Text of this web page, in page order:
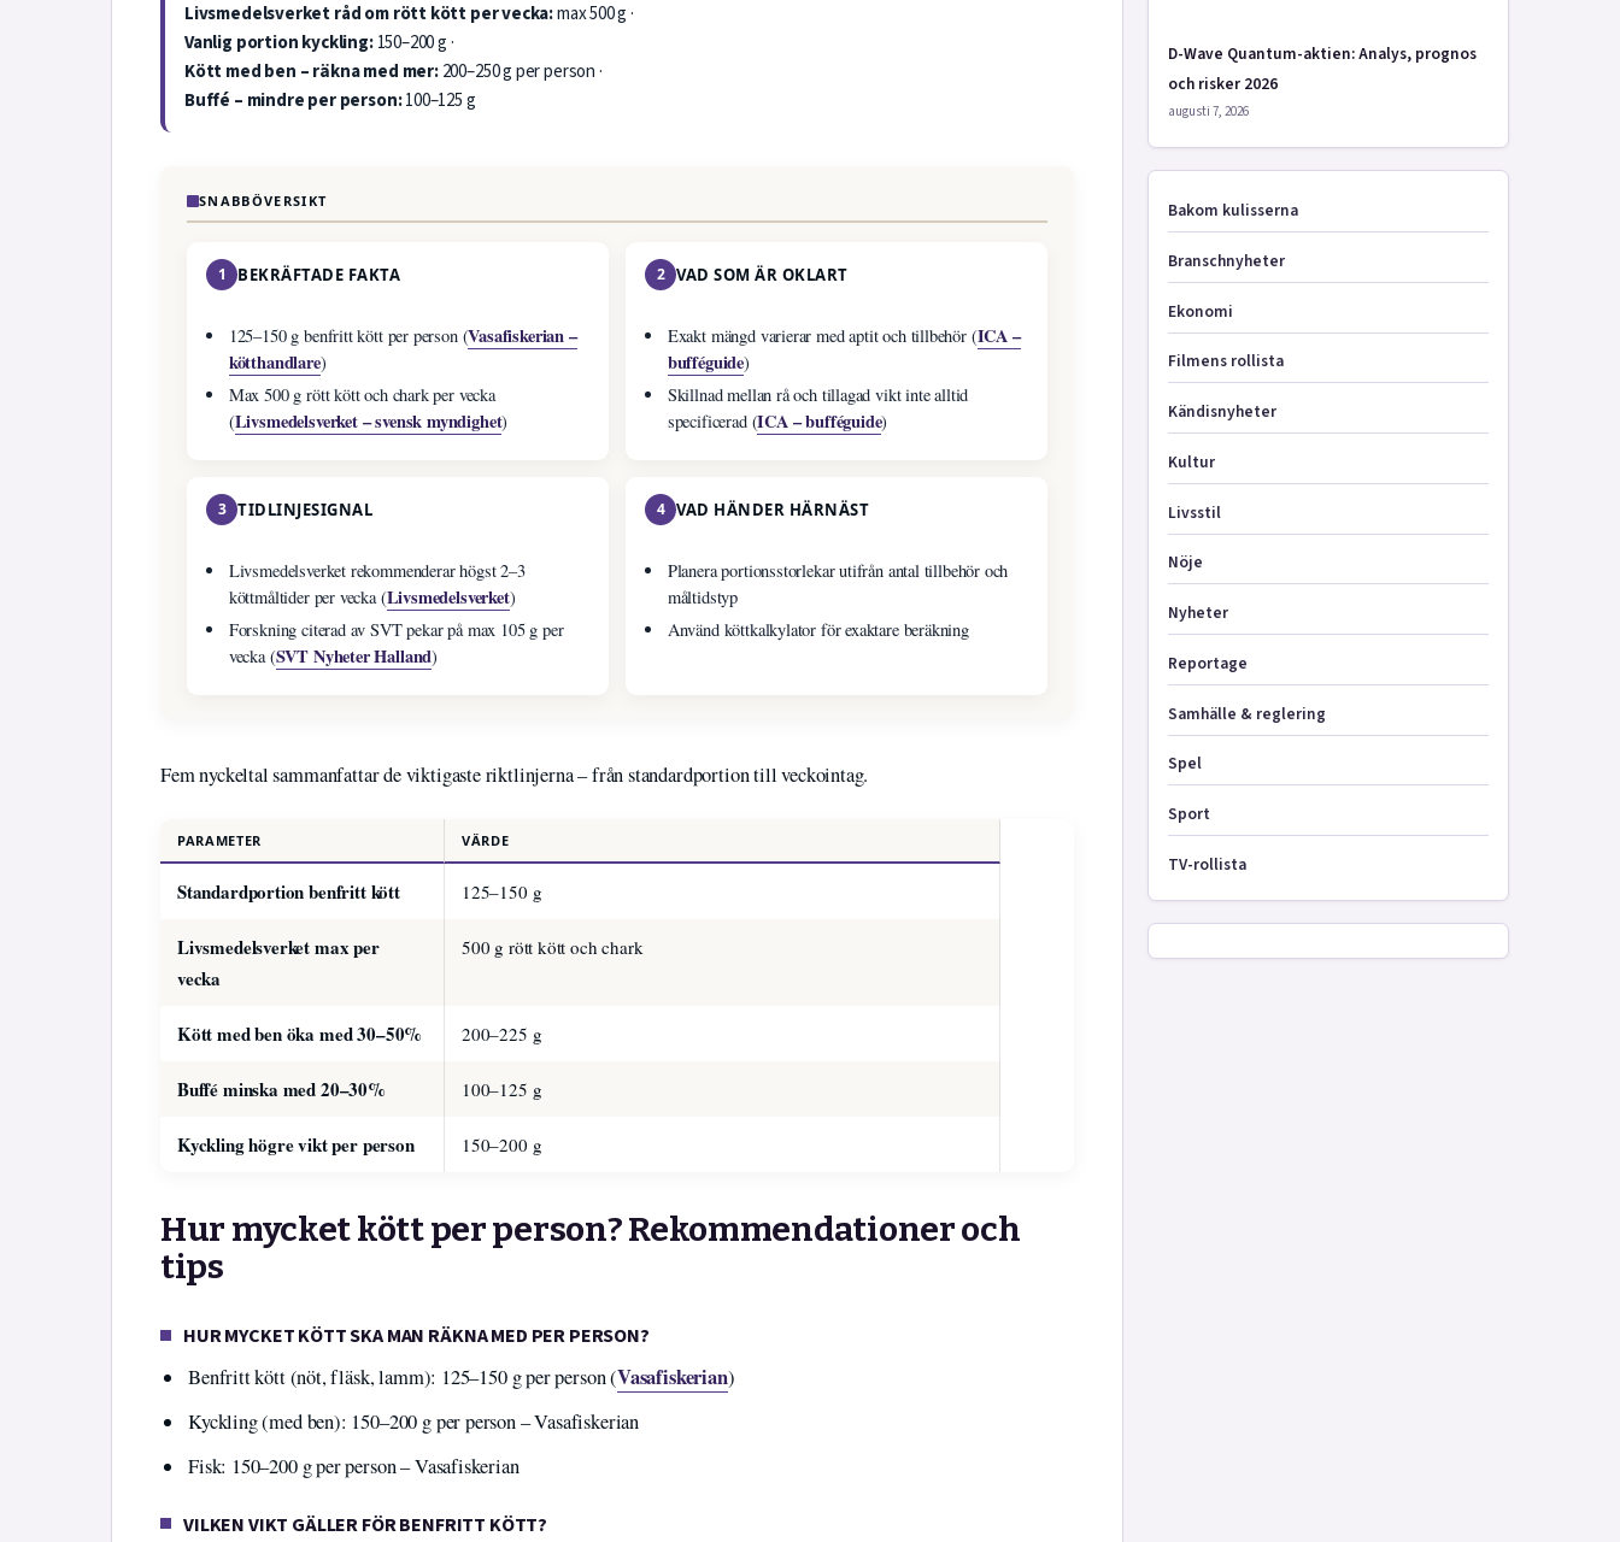
Livsmedelsverket råd om rött kött per vecka:max 500 g ·
Vanlig portion kyckling:150–200 g ·
Kött med ben – räkna med mer:200–250 g per person ·
Buffé – mindre per person:100–125 g
SNABBÖVERSIKT
1 BEKRÄFTADE FAKTA
125–150 g benfritt kött per person (Vasafiskerian –
kötthandlare)
Max 500 g rött kött och chark per vecka
(Livsmedelsverket – svensk myndighet)
2 VAD SOM ÄR OKLART
Exakt mängd varierar med aptit och tillbehör (ICA –
bufféguide)
Skillnad mellan rå och tillagad vikt inte alltid
specificerad (ICA – bufféguide)
3 TIDLINJESIGNAL
Livsmedelsverket rekommenderar högst 2–3
köttmåltider per vecka (Livsmedelsverket)
Forskning citerad av SVT pekar på max 105 g per
vecka (SVT Nyheter Halland)
4 VAD HÄNDER HÄRNÄST
Planera portionsstorlekar utifrån antal tillbehör och
måltidstyp
Använd köttkalkylator för exaktare beräkning
Fem nyckeltal sammanfattar de viktigaste riktlinjerna – från standardportion till veckointag.
PARAMETER VÄRDE
Standardportion benfritt kött 125–150 g
Livsmedelsverket max per
vecka
500 g rött kött och chark
Kött med ben öka med 30–50% 200–225 g
Buffé minska med 20–30% 100–125 g
Kyckling högre vikt per person 150–200 g
Hur mycket kött per person? Rekommendationer och
tips
HUR MYCKET KÖTT SKA MAN RÄKNA MED PER PERSON?
Benfritt kött (nöt, fläsk, lamm): 125–150 g per person (Vasafiskerian)
Kyckling (med ben): 150–200 g per person – Vasafiskerian
Fisk: 150–200 g per person – Vasafiskerian
VILKEN VIKT GÄLLER FÖR BENFRITT KÖTT?
D-Wave Quantum-aktien: Analys, prognos
och risker 2026
augusti 7, 2026
Bakom kulisserna
Branschnyheter
Ekonomi
Filmens rollista
Kändisnyheter
Kultur
Livsstil
Nöje
Nyheter
Reportage
Samhälle & reglering
Spel
Sport
TV-rollista